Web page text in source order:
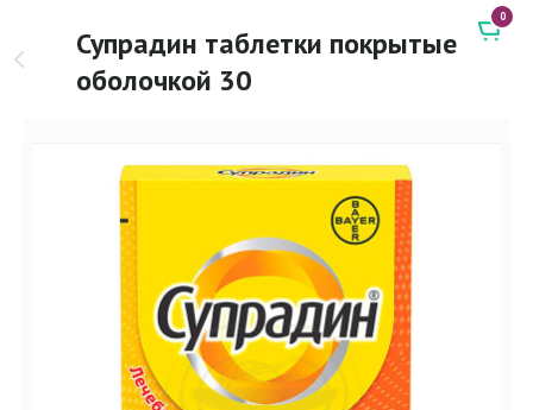
Супрадин таблетки покрытые
оболочкой 30
0